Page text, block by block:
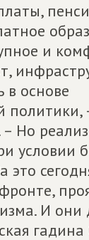
и
в основе
политики,
Но
условии
это
И они
гадина